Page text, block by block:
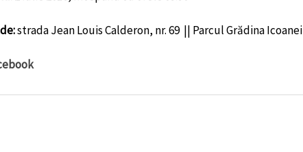
strada Jean Louis Calderon, nr. 69 || Parcul Grădina Icoanei